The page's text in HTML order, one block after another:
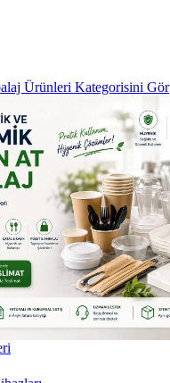
Ürünleri Kategorisini Gör